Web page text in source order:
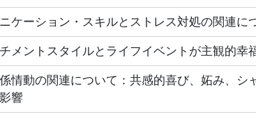
ケーション・スキルとストレス対処の関連に
メントスタイルとライフイベントが主観的幸
情動の関連について：共感的喜び、妬み、シ
響